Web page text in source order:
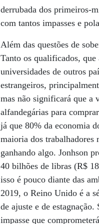
derrubada dos primeiros-
com tantos impasses e
Além das questões de
Tanto os qualificados,
universidades de outros
estrangeiros,
mas não significará que a
alfandegárias para
já que 80% da economia
maioria dos trabalhadores
ganhando algo. Jonhson
40 bilhões de libras (R$
isso é pouco diante das
2019, o Reino Unido é a
de ajuste e de
impasse que